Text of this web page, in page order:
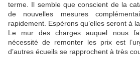
terme. Il semble que conscient de la
de nouvelles mesures
rapidement. Espérons qu’elles seront à
Le mur des charges auquel nous
nécessité de remonter les prix est
d’autres écueils se rapprochent à très